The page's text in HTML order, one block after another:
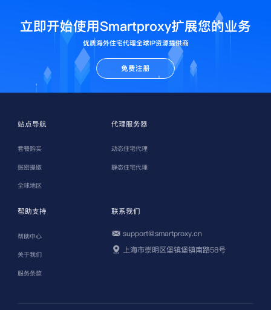
立即开始使用Smartproxy扩展您的业务
优质海外住宅代理全球IP资源提供商
免费注册
站点导航
套餐购买
账密提取
全球地区
代理服务器
动态住宅代理
静态住宅代理
帮助支持
帮助中心
关于我们
服务条款
联系我们
support@smartproxy.cn
上海市崇明区堡镇堡镇南路58号